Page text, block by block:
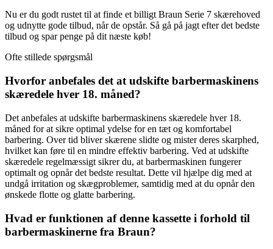
Nu er du godt rustet til at finde et billigt Braun Serie 7 skærehoved
og udnytte gode tilbud, når de opstår. Så gå på jagt efter det bedste
tilbud og spar penge på dit næste køb!
Ofte stillede spørgsmål
Hvorfor anbefales det at udskifte barbermaskinens
skæredele hver 18. måned?
Det anbefales at udskifte barbermaskinens skæredele hver 18.
måned for at sikre optimal ydelse for en tæt og komfortabel
barbering. Over tid bliver skærene slidte og mister deres skarphed,
hvilket kan føre til en mindre effektiv barbering. Ved at udskifte
skæredele regelmæssigt sikrer du, at barbermaskinen fungerer
optimalt og opnår det bedste resultat. Dette vil hjælpe dig med at
undgå irritation og skægproblemer, samtidig med at du opnår den
ønskede flotte og glatte barbering.
Hvad er funktionen af ​​denne kassette i forhold til
barbermaskinerne fra Braun?